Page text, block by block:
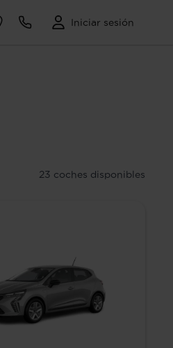
Iniciar sesión
23 coches disponibles